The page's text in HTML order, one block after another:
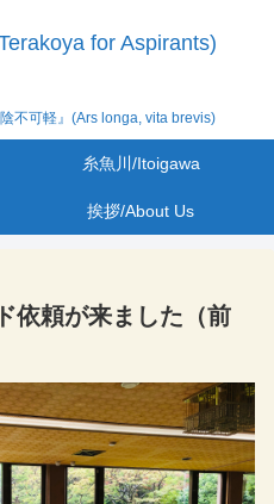
for Aspirants)
不可軽』(Ars longa, vita brevis)
糸魚川/Itoigawa
挨拶/About Us
依頼が来ました（前